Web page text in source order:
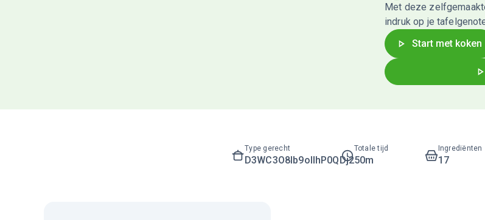
Met deze
indruk op je
Start met koken
Type gerecht
D3WC3O8lb9ollhP0QDj2
Totale tijd
50m
Ingrediënten
17